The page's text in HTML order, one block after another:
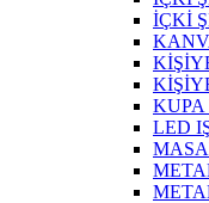
İÇKİ
LED